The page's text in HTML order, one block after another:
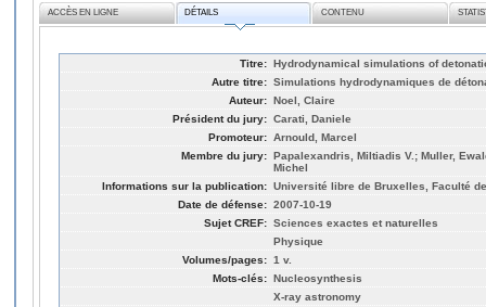
ACCÈS EN LIGNE DÉTAILS CONTENU
Titre: Hydrodynamical simulations of
Autre titre: Simulations hydrodynamiques de
Auteur: Noel, Claire
Président du jury: Carati, Daniele
Promoteur: Arnould, Marcel
Membre du jury: Papalexandris, Miltiadis V.; Muller,
Michel
Informations sur la publication: Université libre de Bruxelles, Faculté
Date de défense: 2007-10-19
Sujet CREF: Sciences exactes et naturelles
Physique
Volumes/pages: 1 v.
Mots-clés: Nucleosynthesis
X-ray astronomy